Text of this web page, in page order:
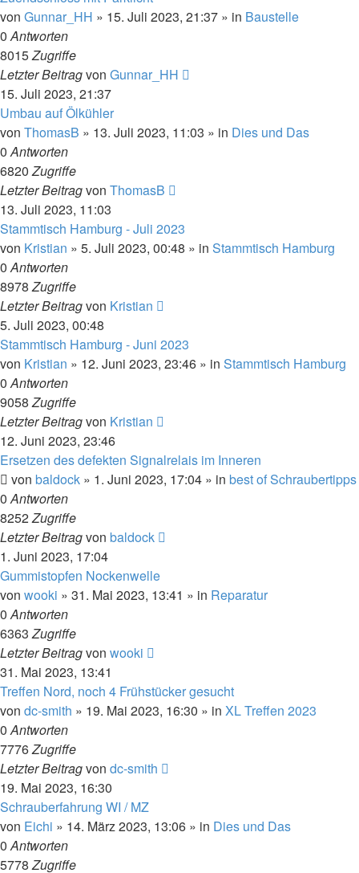
von Gunnar_HH » 15. Juli 2023, 21:37 » in Baustelle
0Antworten
8015Zugriffe
Letzter Beitragvon Gunnar_HH
15. Juli 2023, 21:37
Umbau auf Ölkühler
von ThomasB » 13. Juli 2023, 11:03 » in Dies und Das
0Antworten
6820Zugriffe
Letzter Beitragvon ThomasB
13. Juli 2023, 11:03
Stammtisch Hamburg - Juli 2023
von Kristian » 5. Juli 2023, 00:48 » in Stammtisch Hamburg
0Antworten
8978Zugriffe
Letzter Beitragvon Kristian
5. Juli 2023, 00:48
Stammtisch Hamburg - Juni 2023
von Kristian » 12. Juni 2023, 23:46 » in Stammtisch Hamburg
0Antworten
9058Zugriffe
Letzter Beitragvon Kristian
12. Juni 2023, 23:46
Ersetzen des defekten Signalrelais im Inneren
von baldock » 1. Juni 2023, 17:04 » in best of Schraubertipps
0Antworten
8252Zugriffe
Letzter Beitragvon baldock
1. Juni 2023, 17:04
Gummistopfen Nockenwelle
von wooki » 31. Mai 2023, 13:41 » in Reparatur
0Antworten
6363Zugriffe
Letzter Beitragvon wooki
31. Mai 2023, 13:41
Treffen Nord, noch 4 Frühstücker gesucht
von dc-smith » 19. Mai 2023, 16:30 » in XL Treffen 2023
0Antworten
7776Zugriffe
Letzter Beitragvon dc-smith
19. Mai 2023, 16:30
Schrauberfahrung WI / MZ
von Eichi » 14. März 2023, 13:06 » in Dies und Das
0Antworten
5778Zugriffe